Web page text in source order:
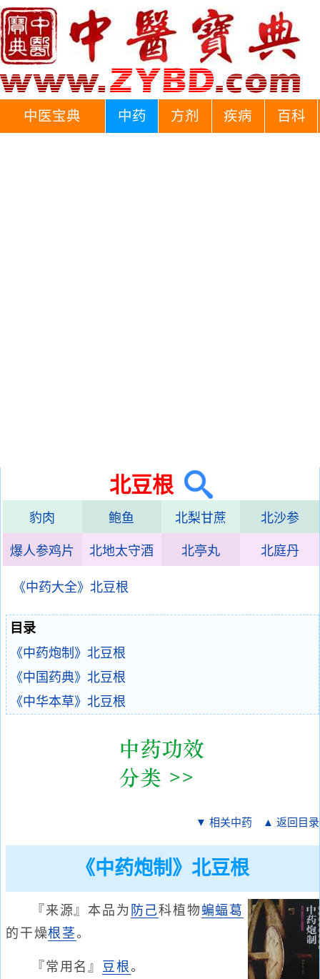
中医宝典 中药 方剂 疾病 百科
北豆根
豹肉 鲍鱼 北梨甘蔗 北沙参
爆人参鸡片 北地太守酒 北亭丸 北庭丹
《中药大全》北豆根
目录
《中药炮制》北豆根
《中国药典》北豆根
《中华本草》北豆根
▼ 相关中药 ▲ 返回目录
《中药炮制》北豆根
『来源』本品为 防己科植物蝙蝠葛
的干燥根茎。
『常用名』 豆根。